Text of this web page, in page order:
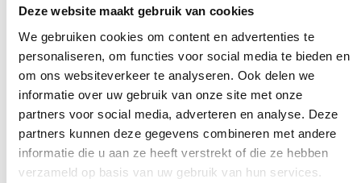
We gebruiken cookies om content en advertenties te
personaliseren, om functies voor social media te bieden en
om ons websiteverkeer te analyseren. Ook delen we
informatie over uw gebruik van onze site met onze
partners voor social media, adverteren en analyse. Deze
partners kunnen deze gegevens combineren met andere
informatie die u aan ze heeft verstrekt of die ze hebben
verzameld op basis van uw gebruik van hun services.